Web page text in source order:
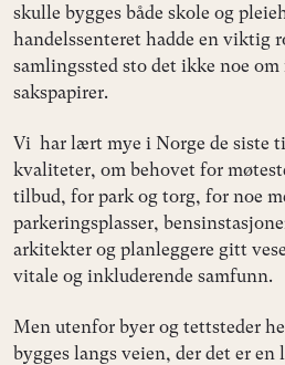
skulle bygges både skole og
handelssenteret hadde en viktig
samlingssted sto det ikke noe
sakspapirer.
Vi har lært mye i Norge de siste
kvaliteter, om behovet for
tilbud, for park og torg, for noe
parkeringsplasser,
arkitekter og planleggere gitt
vitale og inkluderende samfunn.
Men utenfor byer og tettsteder
bygges langs veien, der det er